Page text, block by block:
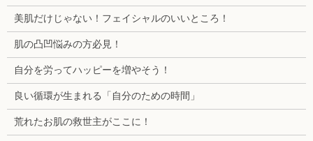
美肌だけじゃない！フェイシャルのいいところ！
肌の凸凹悩みの方必見！
自分を労ってハッピーを増やそう！
良い循環が生まれる「自分のための時間」
荒れたお肌の救世主がここに！